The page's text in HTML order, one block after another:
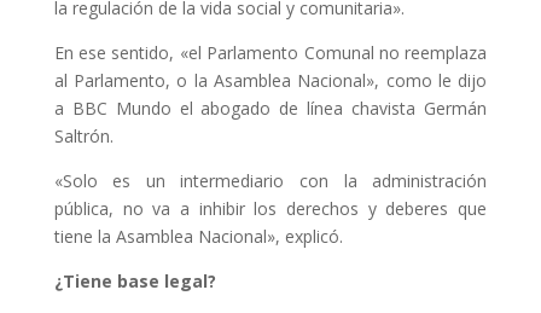
la regulación de la vida social y comunitaria».
En ese sentido, «el Parlamento Comunal no reemplaza
al Parlamento, o la Asamblea Nacional», como le dijo
a BBC Mundo el abogado de línea chavista Germán
Saltrón.
«Solo es un intermediario con la administración
pública, no va a inhibir los derechos y deberes que
tiene la Asamblea Nacional», explicó.
¿Tiene base legal?